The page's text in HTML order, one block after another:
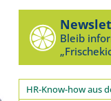
Bleib
HR-Know-how aus